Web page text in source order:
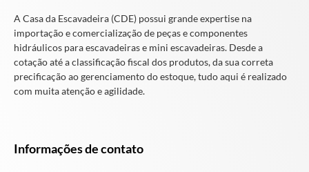
A Casa da Escavadeira (CDE) possui grande expertise na
importação e comercialização de peças e componentes
hidráulicos para escavadeiras e mini escavadeiras. Desde a
cotação até a classificação fiscal dos produtos, da sua correta
precificação ao gerenciamento do estoque, tudo aqui é realizado
com muita atenção e agilidade.
Informações de contato